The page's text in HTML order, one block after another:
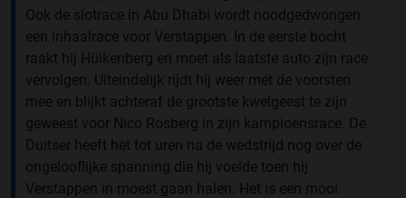
Ook de slotrace in Abu Dhabi wordt noodgedwongen
een inhaalrace voor Verstappen. In de eerste bocht
raakt hij Hülkenberg en moet als laatste auto zijn race
vervolgen. Uiteindelijk rijdt hij weer met de voorsten
mee en blijkt achteraf de grootste kwelgeest te zijn
geweest voor Nico Rosberg in zijn kampioensrace. De
Duitser heeft het tot uren na de wedstrijd nog over de
ongelooflijke spanning die hij voelde toen hij
Verstappen in moest gaan halen. Het is een mooi